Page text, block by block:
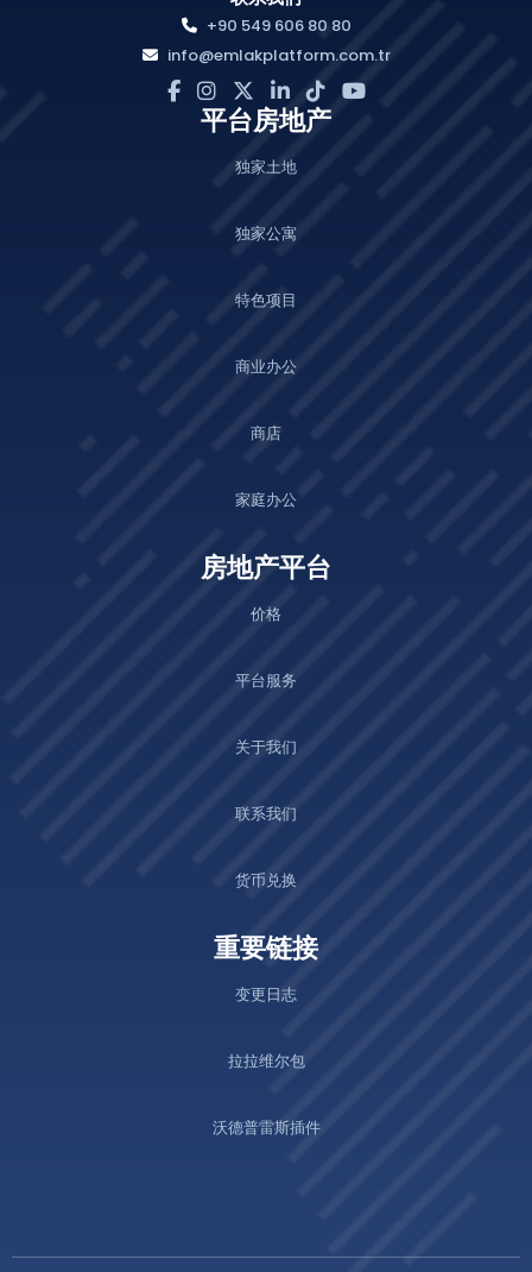
+90 549 606 80 80
info@emlakplatform.com.tr
平台房地产
独家土地
独家公寓
特色项目
商业办公
商店
家庭办公
房地产平台
价格
平台服务
关于我们
联系我们
货币兑换
重要链接
变更日志
拉拉维尔包
沃德普雷斯插件